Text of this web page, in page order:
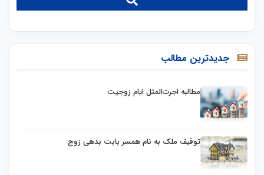
جدیدترین مطالب
مطالبه اجرت‌المثل ایام زوجیت
توقیف ملک به نام همسر بابت بدهی زوج